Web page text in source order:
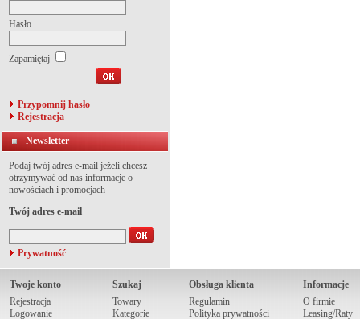
Hasło
Zapamiętaj
Przypomnij hasło
Rejestracja
Newsletter
Podaj twój adres e-mail jeżeli chcesz
otrzymywać od nas informacje o
nowościach i promocjach
Twój adres e-mail
Prywatność
Twoje konto
Rejestracja
Logowanie
Szukaj
Towary
Kategorie
Obsługa klienta
Regulamin
Polityka prywatności
Informacje
O firmie
Leasing/Raty